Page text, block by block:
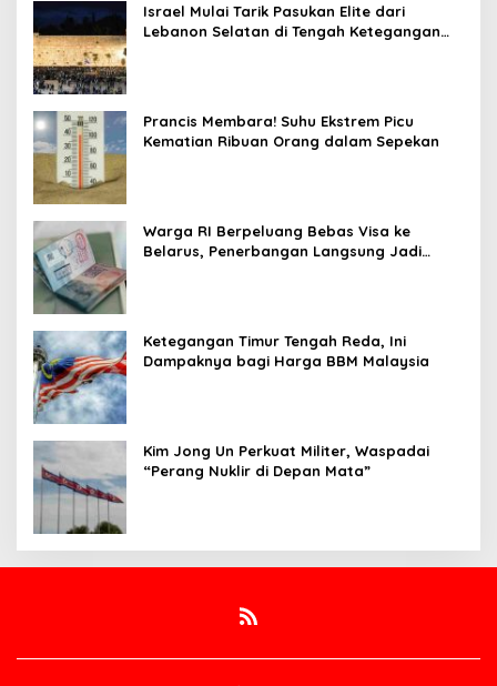
Israel Mulai Tarik Pasukan Elite dari
Lebanon Selatan di Tengah Ketegangan
Prancis Membara! Suhu Ekstrem Picu
Kematian Ribuan Orang dalam Sepekan
Warga RI Berpeluang Bebas Visa ke
Belarus, Penerbangan Langsung Jadi
Ketegangan Timur Tengah Reda, Ini
Dampaknya bagi Harga BBM Malaysia
Kim Jong Un Perkuat Militer, Waspadai
“Perang Nuklir di Depan Mata”